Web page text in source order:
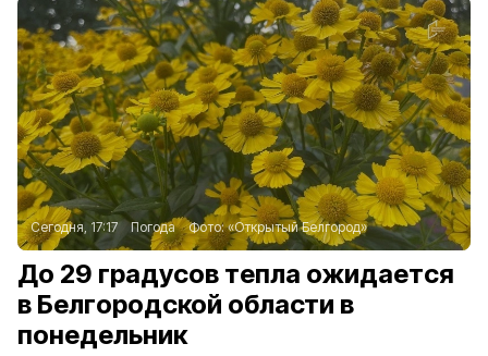
Сегодня, 17:17 Погода Фото:«Открытый Белгород»
До 29 градусов тепла ожидается
в Белгородской области в
понедельник